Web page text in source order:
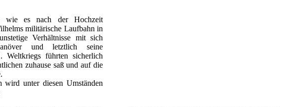
wie es nach der Hochzeit
militärische Laufbahn in
Verhältnisse mit sich
und letztlich seine
Weltkriegs führten sicherlich
zuhause saß und auf die
wird unter diesen Umständen